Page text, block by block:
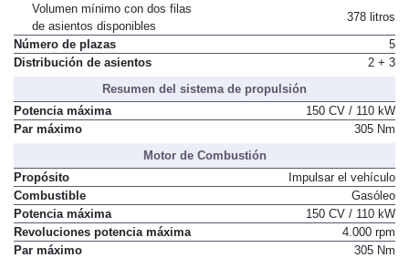
Volumen mínimo con dos filas
de asientos disponibles
378 litros
Número de plazas
5
Distribución de asientos
2 + 3
Resumen del sistema de propulsión
Potencia máxima
150 CV / 110 kW
Par máximo
305 Nm
Motor de Combustión
Propósito
Impulsar el vehículo
Combustible
Gasóleo
Potencia máxima
150 CV / 110 kW
Revoluciones potencia máxima
4.000 rpm
Par máximo
305 Nm